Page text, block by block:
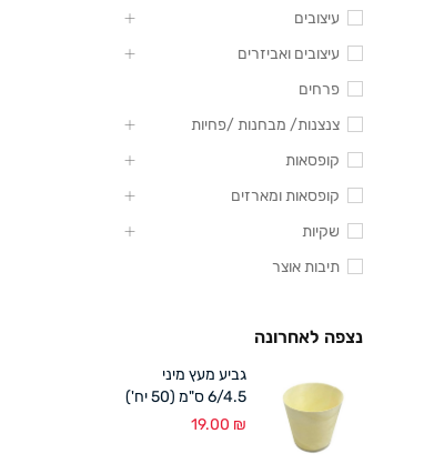
עיצובים
עיצובים ואביזרים
פרחים
צנצנות/ מבחנות /פחיות
קופסאות
קופסאות ומארזים
שקיות
תיבות אוצר
נצפה לאחרונה
גביע מעץ מיני
6/4.5 ס"מ (50 יח')
19.00 ₪